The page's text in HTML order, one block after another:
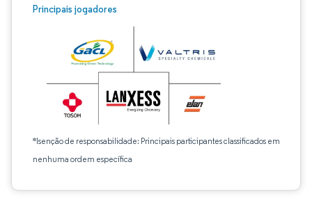
Principais jogadores
*Isenção de responsabilidade: Principais participantes classificados em
nenhuma ordem específica